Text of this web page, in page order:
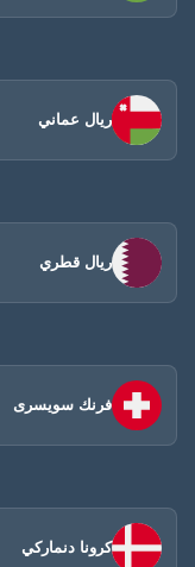
ريال عماني
ريال قطري
فرنك سويسرى
كرونا دنماركي